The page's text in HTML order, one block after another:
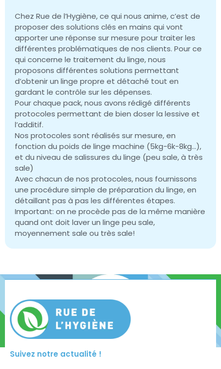
Chez Rue de l’Hygiène, ce qui nous anime, c’est de
proposer des solutions clés en mains qui vont
apporter une réponse sur mesure pour traiter les
différentes problématiques de nos clients. Pour ce
qui concerne le traitement du linge, nous
proposons différentes solutions permettant
d’obtenir un linge propre et détaché tout en
gardant le contrôle sur les dépenses.
Pour chaque pack, nous avons rédigé différents
protocoles permettant de bien doser la lessive et
l’additif.
Nos protocoles sont réalisés sur mesure, en
fonction du poids de linge machine (5kg-6k-8kg…),
et du niveau de salissures du linge (peu sale, à très
sale)
Avec chacun de nos protocoles, nous fournissons
une procédure simple de préparation du linge, en
détaillant pas à pas les différentes étapes.
Important: on ne procède pas de la même manière
quand ont doit laver un linge peu sale,
moyennement sale ou très sale!
Suivez notre actualité !